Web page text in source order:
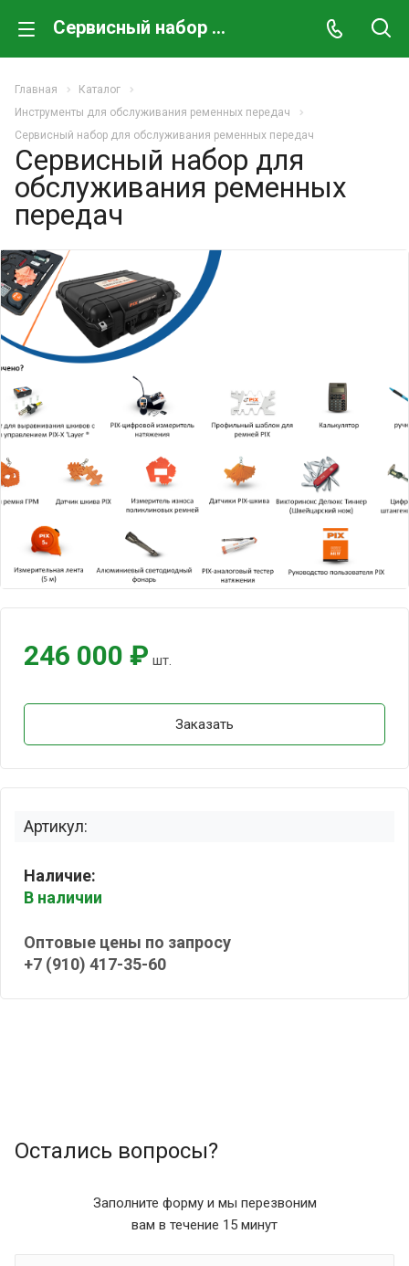
Сервисный набор для обслуживания ременных передач
Главная
Каталог
Инструменты для обслуживания ременных передач
Сервисный набор для обслуживания ременных передач
Сервисный набор для
обслуживания ременных
передач
Артикул:
Наличие:
В наличии
Оптовые цены по запросу
+7 (910) 417-35-60
246 000 ₽ шт.
Заказать
Остались вопросы?
Заполните форму и мы перезвоним
вам в течение 15 минут